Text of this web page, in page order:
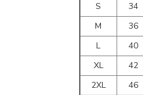
S
34
M
36
L
40
XL
42
2XL
46